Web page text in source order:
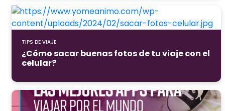
TIPS DE VIAJE
¿Cómo sacar buenas fotos de tu viaje con el
celular?